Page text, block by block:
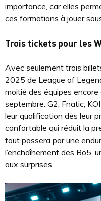
importance, car elles
ces formations à jouer
Trois tickets pour les
Avec seulement trois
2025 de League of
moitié des équipes
septembre. G2, Fnatic,
leur qualification dès leur
confortable qui réduit la
tout passera par une
l’enchaînement des Bo5,
aux surprises.